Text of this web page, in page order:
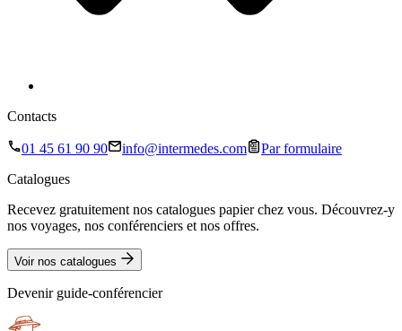
Contacts
01 45 61 90 90 info@intermedes.com
Par formulaire
Catalogues
Recevez gratuitement nos catalogues papier chez vous. Découvrez-y
nos voyages, nos conférenciers et nos offres.
Voir nos catalogues
Devenir guide-conférencier